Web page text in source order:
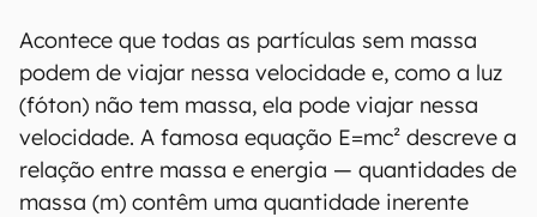
Acontece que todas as partículas sem massa
podem de viajar nessa velocidade e, como a luz
(fóton) não tem massa, ela pode viajar nessa
velocidade. A famosa equação E=mc² descreve a
relação entre massa e energia — quantidades de
massa (m) contêm uma quantidade inerente